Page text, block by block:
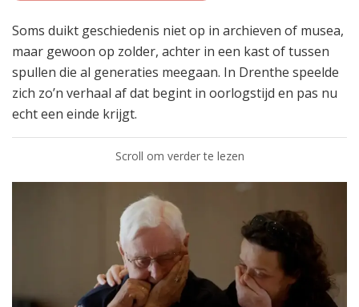
Soms duikt geschiedenis niet op in archieven of musea,
maar gewoon op zolder, achter in een kast of tussen
spullen die al generaties meegaan. In Drenthe speelde
zich zo’n verhaal af dat begint in oorlogstijd en pas nu
echt een einde krijgt.
Scroll om verder te lezen